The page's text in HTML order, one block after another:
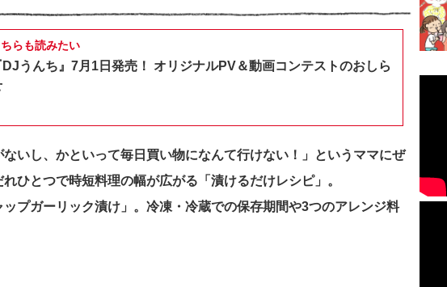
らも読みたい
DJうんち』7月1日発売！ オリジナルPV＆動画コンテストのおしら
ないし、かといって毎日買い物になんて行けない！」というママにぜ
ひとつで時短料理の幅が広がる「漬けるだけレシピ」。
プガーリック漬け」。冷凍・冷蔵での保存期間や3つのアレンジ料